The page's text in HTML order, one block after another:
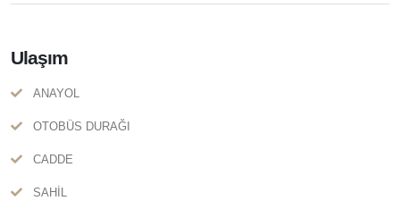
Ulaşım
ANAYOL
OTOBÜS DURAĞI
CADDE
SAHİL